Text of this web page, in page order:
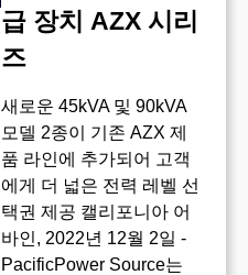
급 장치 AZX 시리
즈
새로운 45kVA 및 90kVA
모델 2종이 기존 AZX 제
품 라인에 추가되어 고객
에게 더 넓은 전력 레벨 선
택권 제공 캘리포니아 어
바인, 2022년 12월 2일 -
PacificPower Source는